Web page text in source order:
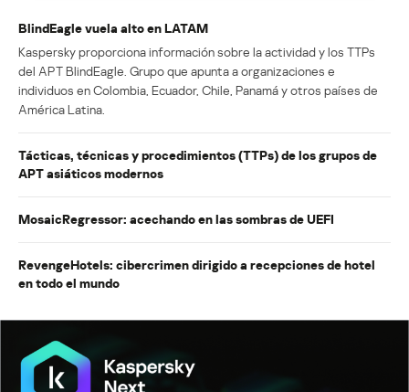
BlindEagle vuela alto en LATAM
Kaspersky proporciona información sobre la actividad y los TTPs
del APT BlindEagle. Grupo que apunta a organizaciones e
individuos en Colombia, Ecuador, Chile, Panamá y otros países de
América Latina.
Tácticas, técnicas y procedimientos (TTPs) de los grupos de
APT asiáticos modernos
MosaicRegressor: acechando en las sombras de UEFI
RevengeHotels: cibercrimen dirigido a recepciones de hotel
en todo el mundo